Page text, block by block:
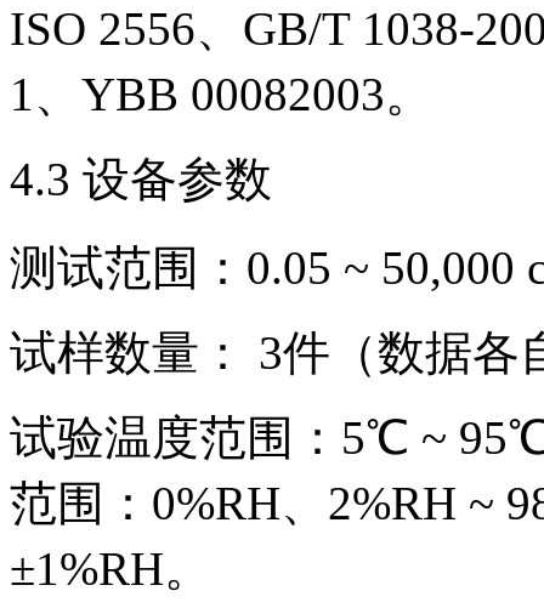
ISO 2556、GB/T 1038-
1、YBB 00082003。
4.3 设备参数
测试范围：0.05 ~ 50,000
试样数量： 3件（数据各
试验温度范围：5℃ ~
范围：0%RH、2%RH ~
±1%RH。